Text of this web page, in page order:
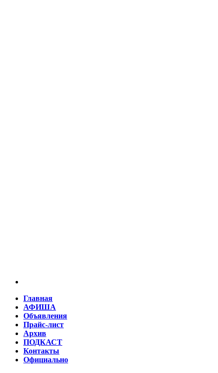
Главная
АФИША
Объявления
Прайс-лист
Архив
ПОДКАСТ
Контакты
Официально